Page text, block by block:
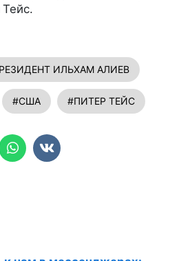
ИЛЬХАМ АЛИЕВ
#США #ПИТЕР ТЕЙС